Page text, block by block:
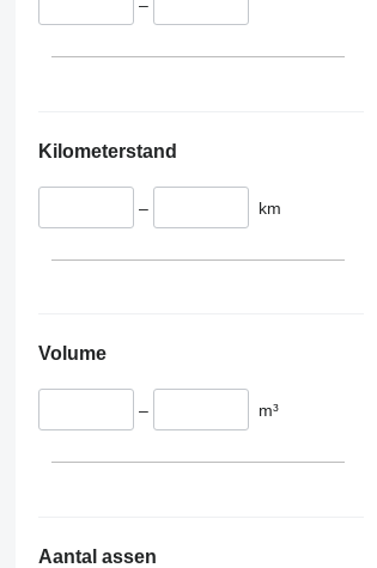
–
Kilometerstand
– km
Volume
– m³
Aantal assen